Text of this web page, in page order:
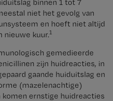
binnen 1 tot 7
niet het gevolg van
en hoeft niet altijd
nieuwe kuur.1
gemedieerde
zijn huidreacties, in
gaande huiduitslag en
(mazelenachtige)
ernstige huidreacties